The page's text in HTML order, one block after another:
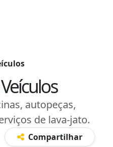
autopeças,
de lava-jato.
Compartilhar